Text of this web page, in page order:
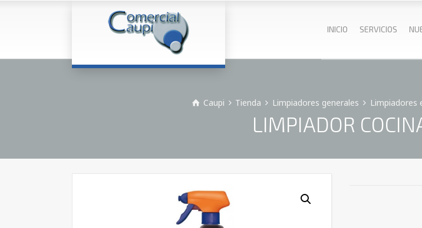
INICIO SERVICIOS
Caupi Tienda Limpiadores generales Limpiadores
LIMPIADOR